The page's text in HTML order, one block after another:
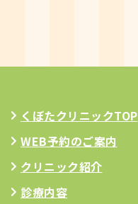
くぼたクリニックTOP
WEB予約のご案内
クリニック紹介
診療内容